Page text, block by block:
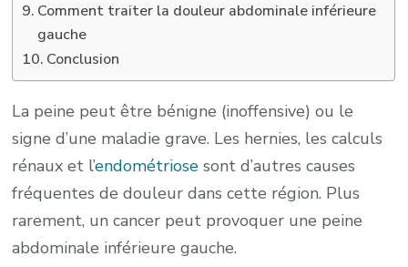
Comment traiter la douleur abdominale inférieure
gauche
Conclusion
La peine peut être bénigne (inoffensive) ou le
signe d’une maladie grave. Les hernies, les calculs
rénaux et l’endométriose sont d’autres causes
fréquentes de douleur dans cette région. Plus
rarement, un cancer peut provoquer une peine
abdominale inférieure gauche.